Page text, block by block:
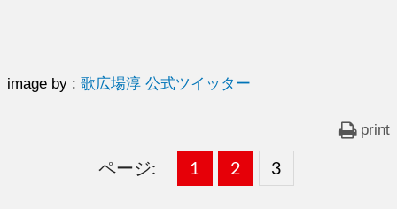
image by :歌広場淳 公式ツイッター
print
ページ:
固
1 ,
固
2 ,
固
3